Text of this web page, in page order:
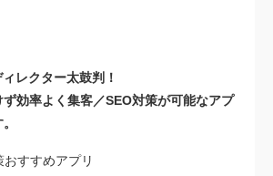
レクター太鼓判！
効率よく集客／SEO対策が可能なアプ
おすすめアプリ